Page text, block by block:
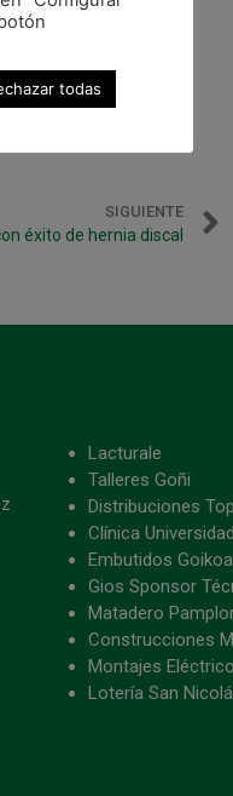
SIGUIENTE
éxito de hernia discal
Lacturale
Talleres Goñi
Distribuciones
Clínica
Embutidos Goikoa
Gios Sponsor
Matadero
Construcciones
Montajes
Lotería San
todas